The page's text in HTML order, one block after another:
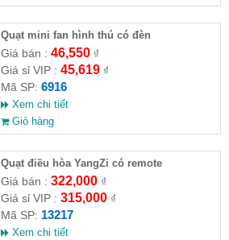
Quạt mini fan hình thú có đèn
Giá bán : 46,550₫
Giá sỉ VIP : 45,619₫
Mã SP: 6916
Xem chi tiết
Giỏ hàng
Quạt điều hòa YangZi có remote
Giá bán : 322,000₫
Giá sỉ VIP : 315,000₫
Mã SP: 13217
Xem chi tiết